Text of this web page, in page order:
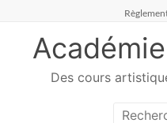
Des cours